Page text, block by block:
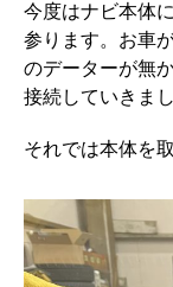
今度はナビ本体
参ります。お車
のデーターが無
接続していきま
それでは本体を